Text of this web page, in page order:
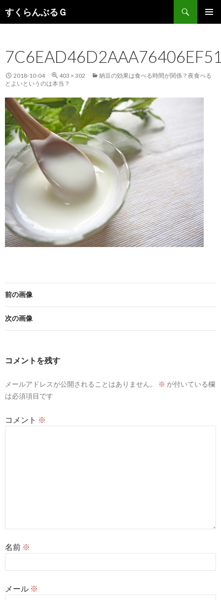
すくらんぶるＧ
索
コ
ン
ツ
へ
移
2018-10-04 403 × 302
納豆の効果は食べる時間が関係？夜食べる
とよいというのは本当？
前の画像
次の画像
コメントを残す
メールアドレスが公開されることはありません。 ※ が付いている欄
は必須項目です
コメント ※
名前 ※
メール ※